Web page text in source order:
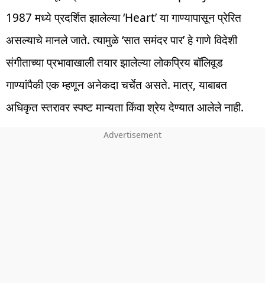
1987 मध्ये प्रदर्शित झालेल्या ‘Heart’ या गाण्यापासून प्रेरित
असल्याचे मानले जाते. त्यामुळे ‘सात समंदर पार’ हे गाणे विदेशी
संगीताच्या प्रभावाखाली तयार झालेल्या लोकप्रिय बॉलिवूड
गाण्यांपैकी एक म्हणून अनेकदा चर्चेत असते. मात्र, याबाबत
अधिकृत स्तरावर स्पष्ट मान्यता किंवा श्रेय देण्यात आलेले नाही.